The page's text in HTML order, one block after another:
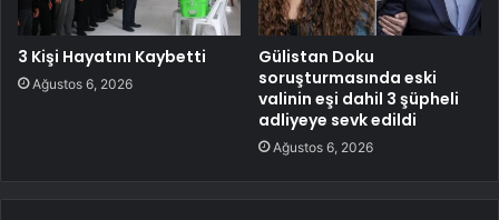
3 Kişi Hayatını Kaybetti
Ağustos 6, 2026
Gülistan Doku
soruşturmasında eski
valinin eşi dahil 3 şüpheli
adliyeye sevk edildi
Ağustos 6, 2026